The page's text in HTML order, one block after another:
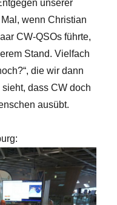
unserer
wenn Christian
CW-QSOs führte,
Stand. Vielfach
die wir dann
dass CW doch
ausübt.